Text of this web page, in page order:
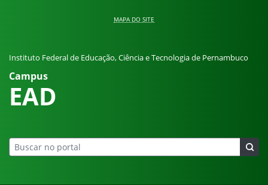
MAPA DO SITE
Instituto Federal de Educação, Ciência e Tecnologia de Pernambuco
Campus
EAD